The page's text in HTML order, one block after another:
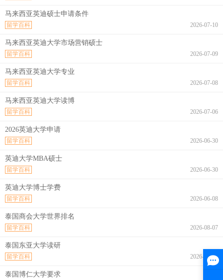
马来西亚英迪硕士申请条件
2026-07-10
留学百科
马来西亚英迪大学市场营销硕士
2026-07-09
留学百科
马来西亚英迪大学专业
2026-07-08
留学百科
马来西亚英迪大学读博
2026-07-06
留学百科
2026英迪大学申请
2026-06-30
留学百科
英迪大学MBA硕士
2026-06-30
留学百科
英迪大学博士学费
2026-06-08
留学百科
泰国商会大学世界排名
2026-08-07
留学百科
泰国东亚大学读研
2026-08-07
留学百科
泰国博仁大学要求